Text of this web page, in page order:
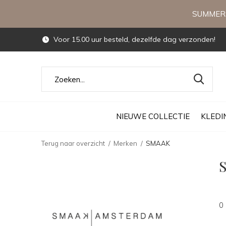
NIEUWE COLLECTIE
Voor 15.00 uur besteld, dezelfde dag verzonden!
Terug naar overzicht Merken SMAAK
0